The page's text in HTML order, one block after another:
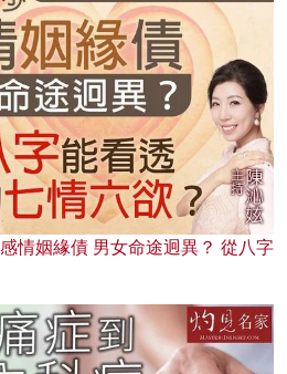
情姻緣債 男女命途迥異？ 從八字